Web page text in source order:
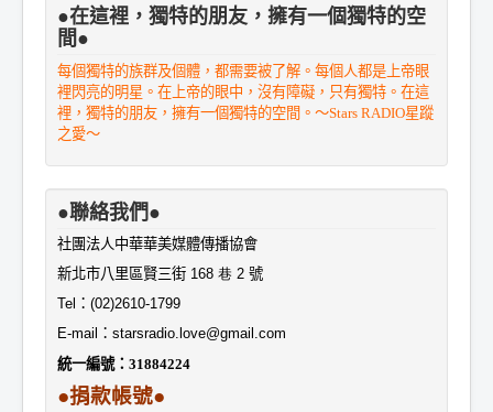
●在這裡，獨特的朋友，擁有一個獨特的空
間●
每個獨特的族群及個體，都需要被了解。每個人都是上帝眼
裡閃亮的明星。在上帝的眼中，沒有障礙，只有獨特。在這
裡，獨特的朋友，擁有一個獨特的空間。～Stars RADIO星蹤
之愛～
●聯絡我們●
社團法人中華華美媒體傳播協會
新北市八里區賢三街 168 巷 2 號
Tel ： (02)2610-1799
E-mail ： starsradio.love@gmail.com
統一編號： 31884224
●捐款帳號●